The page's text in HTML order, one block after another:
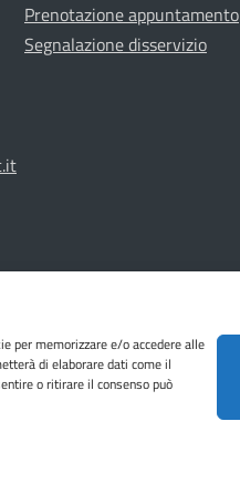
per memorizzare e/o accedere alle
di elaborare dati come il
o ritirare il consenso può
Prenotazione appuntamento
Segnalazione disservizio